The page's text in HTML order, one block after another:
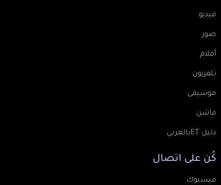
فيديو
صور
أفلام
تلفزيون
موسيقى
فاشن
دليل ETبالعربي
كُن على اتصال
فيسبوك